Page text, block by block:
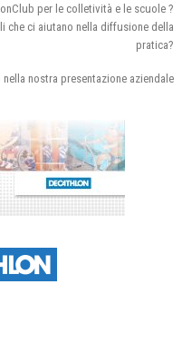
per le colletività e le scuole ?
che ci aiutano nella diffusione della
pratica?
nostra presentazione aziendale